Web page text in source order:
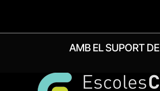
AMB EL SUPORT DE